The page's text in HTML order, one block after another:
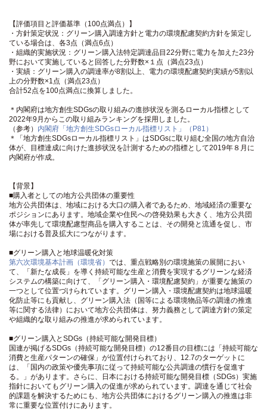
【評価項目と評価基準（100点満点）】
・方針策定状況：グリーン購入調達方針と電力の環境配慮契約方針を策定し
ている場合は、各3点（満点6点）
・組織的実施状況：グリーン購入法特定調達品目22分野に電力を加えた23分
野において実施していると回答した分野数×１点（満点23点）
・実績：グリーン購入の調達率が8割以上、電力の環境配慮契約実績が5割以
上の分野数×1点（満点23点）
合計52点を100点満点に換算しました。
＊内閣府は地方創生SDGsの取り組みの進捗状況を測るローカル指標として
2022年9月からこの取り組みランキングを採用しました。
（参考） 内閣府「地方創生SDGsローカル指標リスト」（P81）
＊「地方創生SDGsローカル指標リスト」はSDGsに取り組む全国の地方自治
体が、目標達成に向けた進捗状況を計測するための指標として2019年８月に
内閣府が作成。
【背景】
■購入者としての地方公共団体の重要性
地方公共団体は、地域における大口の購入者であるため、地域経済の重要な
ポジションにあります。地域企業や住民への啓発効果も大きく、地方公共団
体が率先して環境配慮型商品を購入することは、その開発と流通を促し、市
場における普及拡大につながります。
■グリーン購入と地球温暖化対策
第六次環境基本計画（環境省） では、重点戦略別の環境施策の展開におい
て、「新たな成長」を導く持続可能な生産と消費を実現するグリーンな経済
システムの構築に向けて、「グリーン購入・環境配慮契約」が重要な施策の
一つとして位置づけられています。グリーン購入・環境配慮契約は地球温暖
化防止等にも貢献し、グリーン購入法（国等による環境物品等の調達の推進
等に関する法律）において地方公共団体は、努力義務として調達方針の策定
や組織的な取り組みの推進が求められています。
■グリーン購入とSDGs（持続可能な開発目標）
国連が掲げるSDGs（持続可能な開発目標）の12番目の目標には「持続可能な
消費と生産パターンの確保」が位置付けられており、12.7のターゲットに
は、「国内の政策や優先事項に従って持続可能な公共調達の慣行を促進す
る。」があります。さらに、日本における持続可能な開発目標（SDGs）実施
指針においてもグリーン購入の促進が求められています。調達を通じて社会
的課題を解決するためにも、地方公共団体におけるグリーン購入の推進は非
常に重要な位置付けにあります。